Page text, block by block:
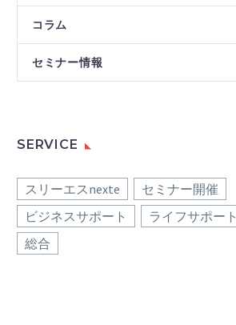
コラム
セミナー情報
SERVICE
スリーエスnexte
セミナー開催
ビジネスサポート
ライフサポート
総合